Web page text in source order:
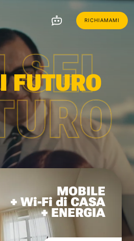
RICHIAMAMI
SEI
FUTURO
MOBILE
+ Wi-Fi di CASA
+ ENERGIA